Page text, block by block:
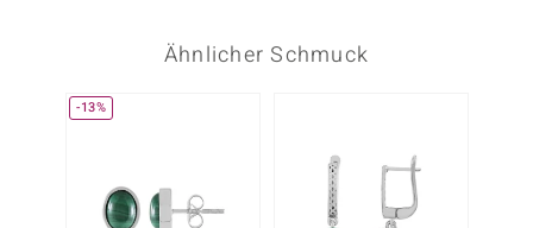
Ähnlicher Schmuck
-13%